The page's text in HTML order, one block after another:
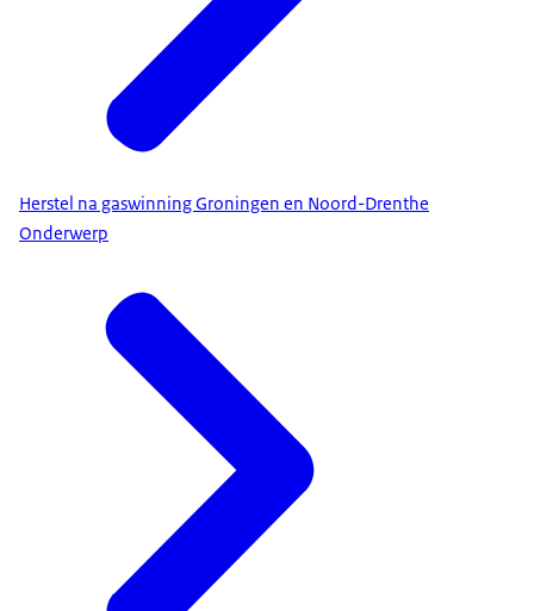
Herstel na gaswinning Groningen en Noord-Drenthe
Onderwerp